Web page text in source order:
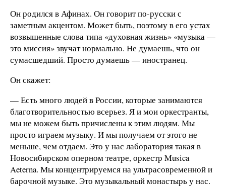
Он родился в Афинах. Он говорит по-русски с
заметным акцентом. Может быть, поэтому в его устах
возвышенные слова типа «духовная жизнь» «музыка —
это миссия» звучат нормально. Не думаешь, что он
сумасшедший. Просто думаешь — иностранец.
Он скажет:
— Есть много людей в России, которые занимаются
благотворительностью всерьез. Я и мои оркестранты,
мы не можем быть причислены к этим людям. Мы
просто играем музыку. И мы получаем от этого не
меньше, чем отдаем. Это у нас лаборатория такая в
Новосибирском оперном театре, оркестр Musica
Aeterna. Мы концентрируемся на ультрасовременной и
барочной музыке. Это музыкальный монастырь у нас.